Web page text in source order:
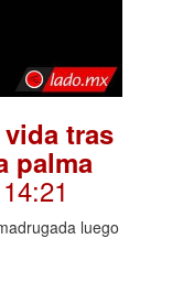
tras
palma
luego